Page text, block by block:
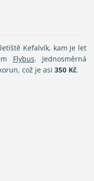
Kefalvík, kam je let
Flybus. Jednosměrná
což je asi 350 Kč.